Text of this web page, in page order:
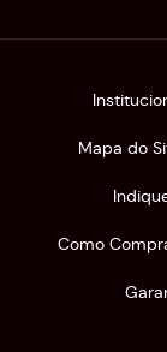
Mapa do
Como